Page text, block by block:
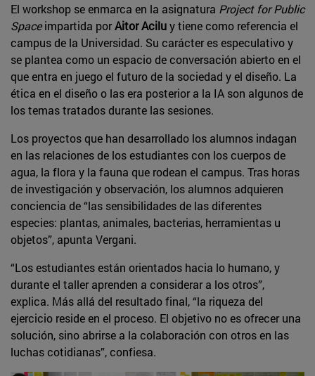
El workshop se enmarca en la asignatura Project for Public
Spaceimpartida porAitor Aciluy tiene como referencia el
campus de la Universidad. Su carácter es especulativo y
se plantea como un espacio de conversación abierto en el
que entra en juego el futuro de la sociedad y el diseño. La
ética en el diseño o las era posterior a la IA son algunos de
los temas tratados durante las sesiones.
Los proyectos que han desarrollado los alumnos indagan
en las relaciones de los estudiantes con los cuerpos de
agua, la flora y la fauna que rodean el campus. Tras horas
de investigación y observación, los alumnos adquieren
conciencia de “las sensibilidades de las diferentes
especies: plantas, animales, bacterias, herramientas u
objetos”, apunta Vergani.
“Los estudiantes están orientados hacia lo humano, y
durante el taller aprenden a considerar a los otros”,
explica. Más allá del resultado final, “la riqueza del
ejercicio reside en el proceso. El objetivo no es ofrecer una
solución, sino abrirse a la colaboración con otros en las
luchas cotidianas”, confiesa.